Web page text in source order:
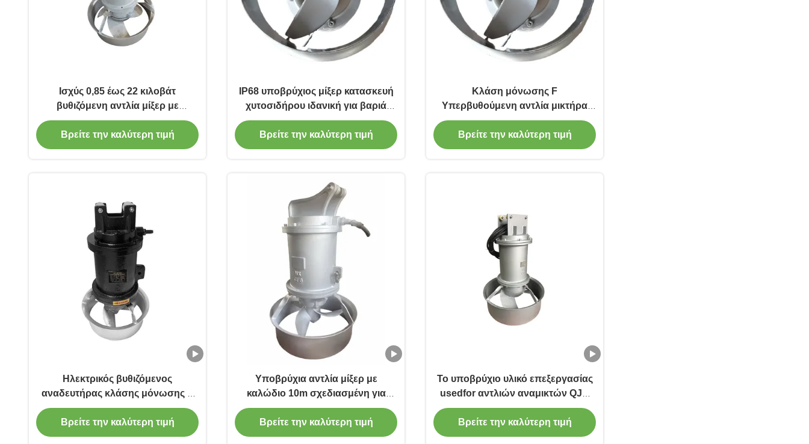
Ισχύς 0,85 έως 22 κιλοβάτ
βυθιζόμενη αντλία μίξερ με
μόνωση κλάσης F κατάλληλη για
χημική επεξεργασία και ανάμιξη
ιλύος
Βρείτε την καλύτερη τιμή
IP68 υποβρύχιος μίξερ κατασκευή
χυτοσιδήρου ιδανική για βαριά
ανάμειξη και αναστάτωση σε
συστήματα βιομηχανικών λυμάτων
Βρείτε την καλύτερη τιμή
Κλάση μόνωσης F
Υπερβυθούμενη αντλία μικτήρα
βιομηχανικός εξοπλισμός
χυτοσίδηρου κατασκευασμένος για
να αντέχει σε σκληρές συνθήκες
Βρείτε την καλύτερη τιμή
Ηλεκτρικός βυθιζόμενος
αναδευτήρας κλάσης μόνωσης F
κατασκευασμένος για απόδοση σε
απαιτητικές εφαρμογές ανάδευσης
υγρών
Βρείτε την καλύτερη τιμή
Υποβρύχια αντλία μίξερ με
καλώδιο 10m σχεδιασμένη για
βελτιστοποίηση της απόδοσης
ανάμειξης σε εγκαταστάσεις
επεξεργασίας νερού μεγάλης
Βρείτε την καλύτερη τιμή
Το υποβρύχιο υλικό επεξεργασίας
usedfor αντλιών αναμικτών QJB
κατάδυσης μπορεί να κάνει το
χάλυβα του /stainless χυτοσιδήρου
Βρείτε την καλύτερη τιμή